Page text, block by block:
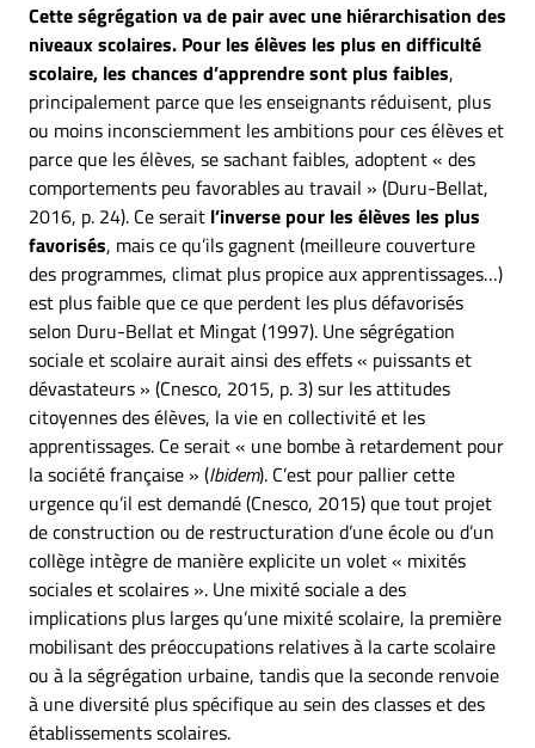
Cette ségrégation va de pair avec une hiérarchisation des
niveaux scolaires. Pour les élèves les plus en difficulté
scolaire, les chances d’apprendre sont plus faibles,
principalement parce que les enseignants réduisent, plus
ou moins inconsciemment les ambitions pour ces élèves et
parce que les élèves, se sachant faibles, adoptent « des
comportements peu favorables au travail » (Duru-Bellat,
2016, p. 24). Ce serait l’inverse pour les élèves les plus
favorisés, mais ce qu’ils gagnent (meilleure couverture
des programmes, climat plus propice aux apprentissages…)
est plus faible que ce que perdent les plus défavorisés
selon Duru-Bellat et Mingat (1997). Une ségrégation
sociale et scolaire aurait ainsi des effets « puissants et
dévastateurs » (Cnesco, 2015, p. 3) sur les attitudes
citoyennes des élèves, la vie en collectivité et les
apprentissages. Ce serait « une bombe à retardement pour
la société française » (Ibidem). C’est pour pallier cette
urgence qu’il est demandé (Cnesco, 2015) que tout projet
de construction ou de restructuration d’une école ou d’un
collège intègre de manière explicite un volet « mixités
sociales et scolaires ». Une mixité sociale a des
implications plus larges qu’une mixité scolaire, la première
mobilisant des préoccupations relatives à la carte scolaire
ou à la ségrégation urbaine, tandis que la seconde renvoie
à une diversité plus spécifique au sein des classes et des
établissements scolaires.